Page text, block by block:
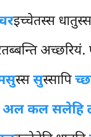
इच्चेतस्स
स्ससुस्सापि
अल कल सलेहि